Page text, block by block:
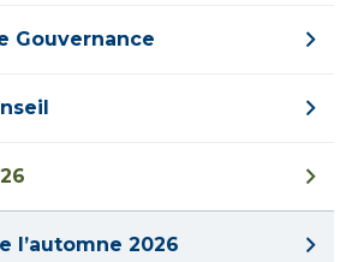
Gouvernance
l’automne 2026